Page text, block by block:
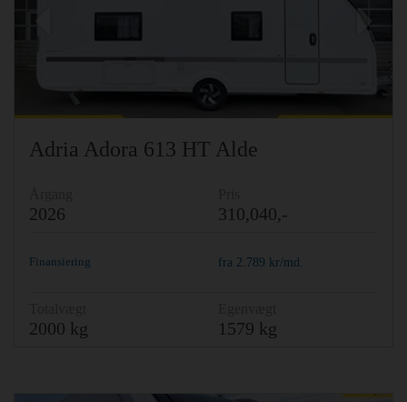
Previous
Adria Adora 613 HT Alde
2026 310,040,-
Finansiering fra 2.789 kr/md.
2000 kg 1579 kg